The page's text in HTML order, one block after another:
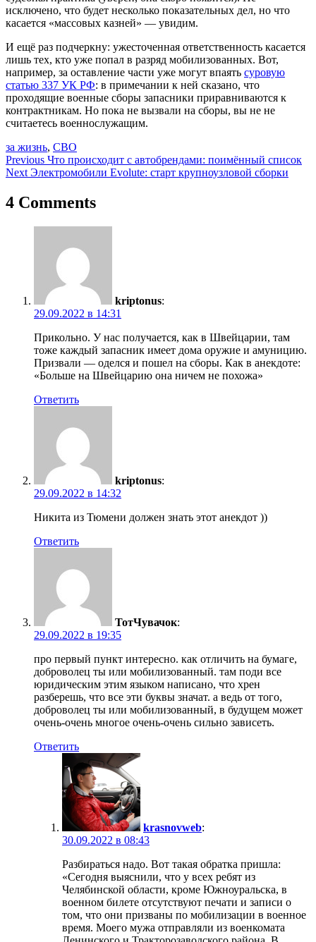
исключено, что будет несколько показательных дел, но что
касается «массовых казней» — увидим.
И ещё раз подчеркну: ужесточенная ответственность касается
лишь тех, кто уже попал в разряд мобилизованных. Вот,
например, за оставление части уже могут впаять суровую
статью 337 УК РФ: в примечании к ней сказано, что
проходящие военные сборы запасники приравниваются к
контрактникам. Но пока не вызвали на сборы, вы не не
считаетесь военнослужащим.
за жизнь, СВО
Навигация
по
записям
Previous Что происходит с автобрендами: поимённый список
Next Электромобили Evolute: старт крупноузловой сборки
4 Comments
kriptonus:
29.09.2022 в 14:31
Прикольно. У нас получается, как в Швейцарии, там
тоже каждый запасник имеет дома оружие и амуницию.
Призвали — оделся и пошел на сборы. Как в анекдоте:
«Больше на Швейцарию она ничем не похожа»
Ответить
kriptonus:
29.09.2022 в 14:32
Никита из Тюмени должен знать этот анекдот ))
Ответить
ТотЧувачок:
29.09.2022 в 19:35
про первый пункт интересно. как отличить на бумаге,
доброволец ты или мобилизованный. там поди все
юридическим этим языком написано, что хрен
разберешь, что все эти буквы значат. а ведь от того,
доброволец ты или мобилизованный, в будущем может
очень-очень многое очень-очень сильно зависеть.
Ответить
krasnovweb:
30.09.2022 в 08:43
Разбираться надо. Вот такая обратка пришла:
«Сегодня выяснили, что у всех ребят из
Челябинской области, кроме Южноуральска, в
военном билете отсутствуют печати и записи о
том, что они призваны по мобилизации в военное
время. Моего мужа отправляли из военкомата